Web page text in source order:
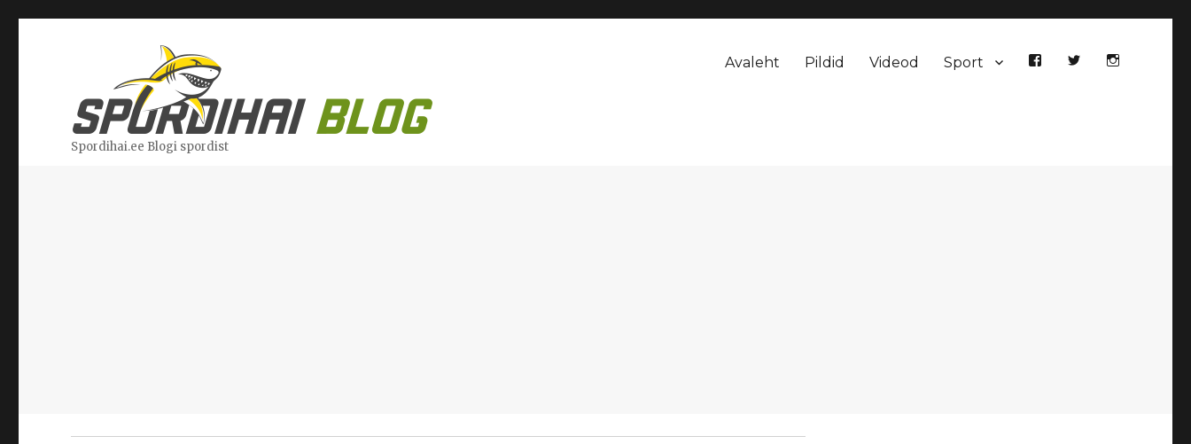
Spordihai.ee Blogi spordist
Avaleht Pildid Videod Sport